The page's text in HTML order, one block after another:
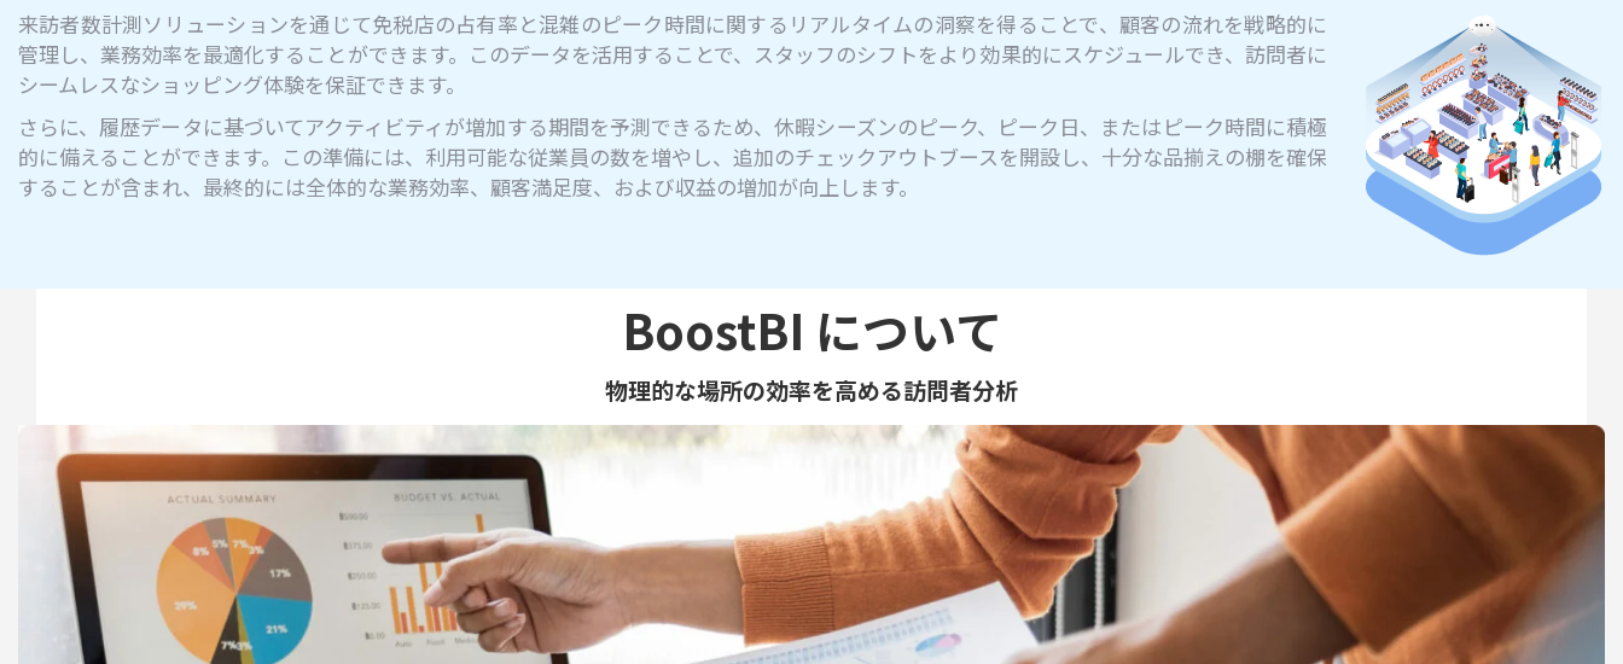
来訪者数計測ソリューションを通じて免税店の占有率と混雑のピーク時間に関するリアルタイムの洞察を得ることで、顧客の流れを戦略的に
管理し、業務効率を最適化することができます。このデータを活用することで、スタッフのシフトをより効果的にスケジュールでき、訪問者に
シームレスなショッピング体験を保証できます。
さらに、履歴データに基づいてアクティビティが増加する期間を予測できるため、休暇シーズンのピーク、ピーク日、またはピーク時間に積極
的に備えることができます。この準備には、利用可能な従業員の数を増やし、追加のチェックアウトブースを開設し、十分な品揃えの棚を確保
することが含まれ、最終的には全体的な業務効率、顧客満足度、および収益の増加が向上します。
BoostBI について
物理的な場所の効率を高める訪問者分析